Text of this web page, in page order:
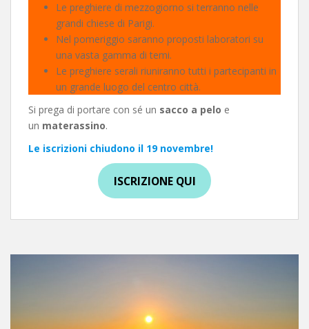
Le preghiere di mezzogiorno si terranno nelle
grandi chiese di Parigi.
Nel pomeriggio saranno proposti laboratori su
una vasta gamma di temi.
Le preghiere serali riuniranno tutti i partecipanti in
un grande luogo del centro città.
Si prega di portare con sé un sacco a pelo e
un materassino.
Le iscrizioni chiudono il 19 novembre!
ISCRIZIONE QUI